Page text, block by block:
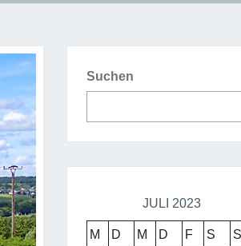
Suchen
JULI 2023
M D M D F S
S